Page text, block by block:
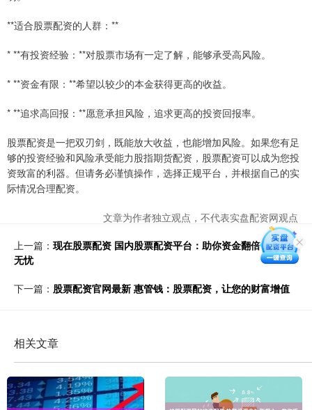
**适合股票配资的人群：**
* **有投资经验：**对股票市场有一定了解，能够承受高风险。
* **资金有限：**希望以较少的本金获得更高的收益。
* **追求高回报：**愿意承担风险，追求更高的投资回报率。
股票配资是一把双刃剑，既能放大收益，也能增加风险。如果您有足
够的投资经验和风险承受能力股指期货配资，股票配资可以成为您投
资致富的利器。但请务必谨慎操作，选择正规平台，并根据自己的实
际情况合理配资。
文章为作者独立观点，不代表实盘配资网观点
上一篇： 现在股票配资 国内股票配资平台：助你资金翻倍，投资
无忧
下一篇： 股票配资官网最新 惠管钱：股票配资，让您的财富增值
相关文章